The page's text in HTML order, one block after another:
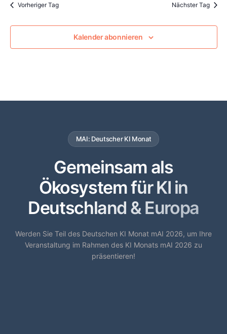
Vorheriger Tag Nächster Tag
Kalender abonnieren
MAI: Deutscher KI Monat
Gemeinsam als
Ökosystem für KI in
Deutschland & Europa
Werden Sie Teil des Deutschen KI Monat mAI 2026, um Ihre
Veranstaltung im Rahmen des KI Monats mAI 2026 zu
präsentieren!